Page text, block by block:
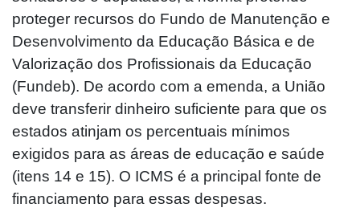
proteger recursos do Fundo de Manutenção e
Desenvolvimento da Educação Básica e de
Valorização dos Profissionais da Educação
(Fundeb). De acordo com a emenda, a União
deve transferir dinheiro suficiente para que os
estados atinjam os percentuais mínimos
exigidos para as áreas de educação e saúde
(itens 14 e 15). O ICMS é a principal fonte de
financiamento para essas despesas.